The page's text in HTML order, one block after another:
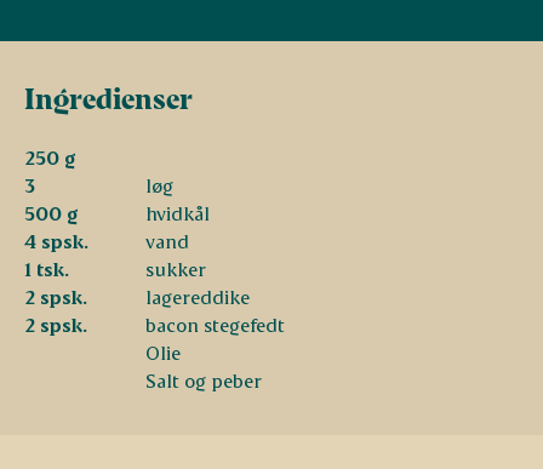
Ingredienser
250 g
3
løg
500 g
hvidkål
4 spsk.
vand
1 tsk.
sukker
2 spsk.
lagereddike
2 spsk.
bacon stegefedt
Olie
Salt og peber